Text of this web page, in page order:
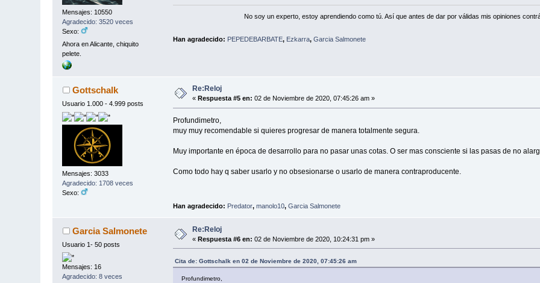
Mensajes: 10550
Agradecido: 3520 veces
Sexo:
Ahora en Alicante, chiquito
pelete.
No soy un experto, estoy aprendiendo como tú. Así que antes de dar por válidas mis opiniones
Han agradecido: PEPEDEBARBATE, Ezkarra, Garcia Salmonete
Gottschalk
Usuario 1.000 - 4.999 posts
Mensajes: 3033
Agradecido: 1708 veces
Sexo:
Re:Reloj
« Respuesta #5 en: 02 de Noviembre de 2020, 07:45:26 am »
Profundimetro,
muy muy recomendable si quieres progresar de manera totalmente segura.
Muy importante en época de desarrollo para no pasar unas cotas. O ser mas consciente si las pasas de no
Como todo hay q saber usarlo y no obsesionarse o usarlo de manera contraproducente.
Han agradecido: Predator, manolo10, Garcia Salmonete
Garcia Salmonete
Usuario 1- 50 posts
Mensajes: 16
Agradecido: 8 veces
Re:Reloj
«Respuesta #6 en: 02 de Noviembre de 2020, 10:24:31 pm »
Cita de: Gottschalk en 02 de Noviembre de 2020, 07:45:26 am
Profundimetro,